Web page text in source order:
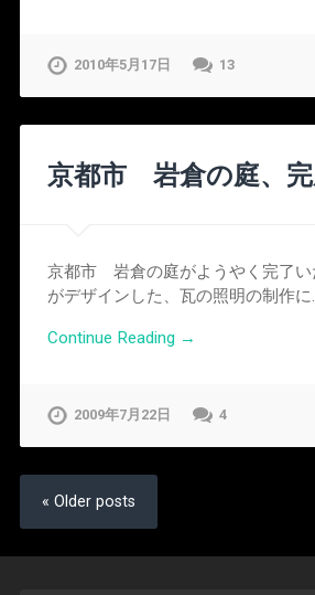
2010年5月17日 13
京都市 岩倉の庭、完
京都市 岩倉の庭がようやく完了い
がデザインした、瓦の照明の制作に
Continue Reading →
2009年7月22日 4
« Older posts